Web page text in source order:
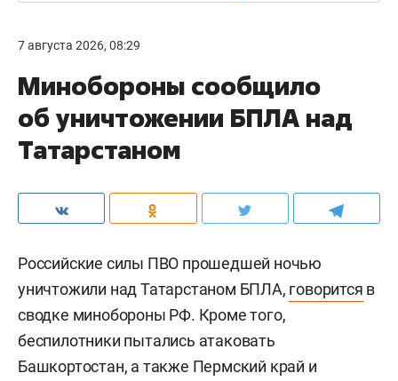
7 августа 2026, 08:29
Минобороны сообщило
об уничтожении БПЛА над
Татарстаном
Российские силы ПВО прошедшей ночью
уничтожили над Татарстаном БПЛА, говорится в
сводке минобороны РФ. Кроме того,
беспилотники пытались атаковать
Башкортостан, а также Пермский край и